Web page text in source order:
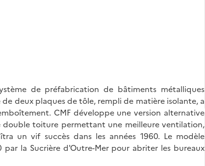
de préfabrication de bâtiments métalliques
deux plaques de tôle, rempli de matière isolante, a
CMF développe une version alternative
toiture permettant une meilleure ventilation,
un vif succès dans les années 1960. Le modèle
la Sucrière d'Outre-Mer pour abriter les bureaux